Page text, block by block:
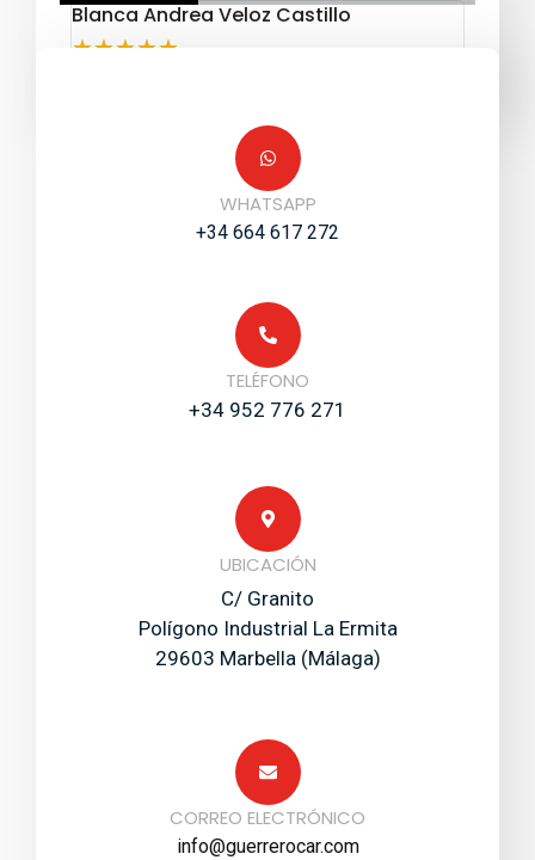
Blanca Andrea Veloz Castillo
★★★★★
WHATSAPP
+34 664 617 272
TELÉFONO
+34 952 776 271
UBICACIÓN
C/ Granito
Polígono Industrial La Ermita
29603 Marbella (Málaga)
CORREO ELECTRÓNICO
info@guerrerocar.com